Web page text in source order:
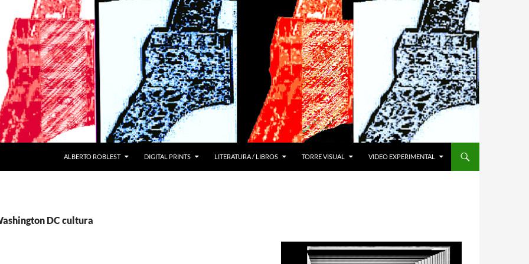
ALBERTO ROBLEST DIGITAL PRINTS LITERATURA / LIBROS TORRE VISUAL VIDEO EXPERIMENTAL
DC cultura